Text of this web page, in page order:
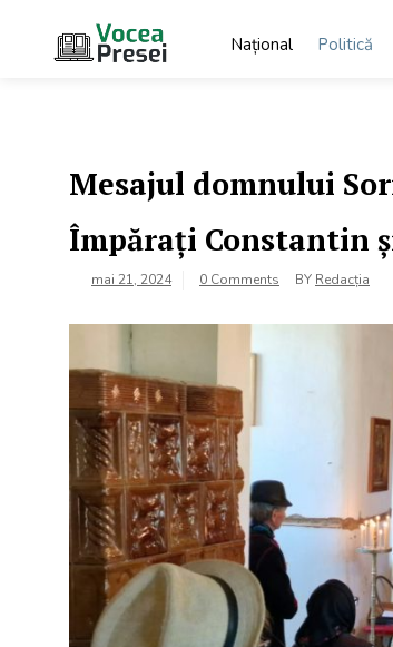
content
Național Politică
Mesajul domnului
Împărați Constantin
mai 21, 2024 0 Comments BY Redacția